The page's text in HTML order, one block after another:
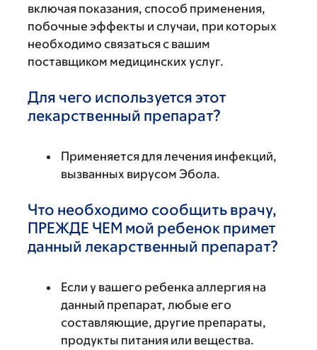
включая показания, способ применения,
побочные эффекты и случаи, при которых
необходимо связаться с вашим
поставщиком медицинских услуг.
Для чего используется этот
лекарственный препарат?
Применяется для лечения инфекций,
вызванных вирусом Эбола.
Что необходимо сообщить врачу,
ПРЕЖДЕ ЧЕМ мой ребенок примет
данный лекарственный препарат?
Если у вашего ребенка аллергия на
данный препарат, любые его
составляющие, другие препараты,
продукты питания или вещества.